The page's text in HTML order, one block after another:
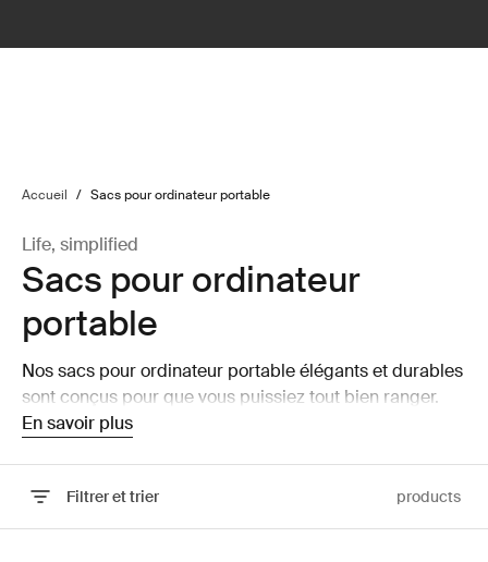
Accueil / Sacs pour ordinateur portable
Life, simplified
Sacs pour ordinateur
portable
Nos sacs pour ordinateur portable élégants et durables
sont conçus pour que vous puissiez tout bien ranger.
Que vous soyez dans les transports en commun ou en
En savoir plus
Filtrer et trier products